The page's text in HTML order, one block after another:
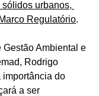
urbanos,
Regulatório.
Gestão Ambiental e
Rodrigo
importância do
a ser